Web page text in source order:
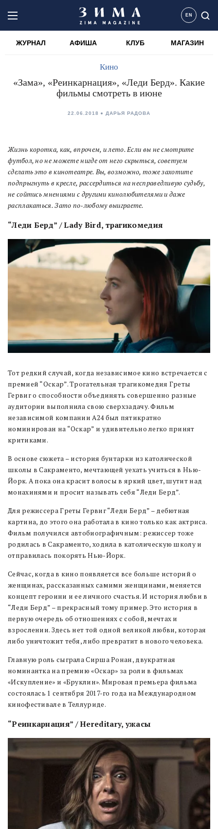
EN
ЖУРНАЛ АФИША КЛУБ МАГАЗИН
Кино
«Зама», «Реинкарнация», «Леди Берд». Какие
фильмы смотреть в июне
22.06.2018 ДАРЬЯ РАДОВА
Жизнь коротка, как, впрочем, и лето. Если вы не смотрите
футбол, но не можете нигде от него скрыться, советуем
сделать это в кинотеатре. Вы, возможно, тоже захотите
подпрыгнуть в кресле, рассердиться на несправедливую судьбу,
не сойтись мнениями с другими кинолюбителями и даже
расплакаться. Зато по-любому выиграете.
“Леди Берд” / Lady Bird, трагикомедия
Тот редкий случай, когда независимое кино встречается с
премией “Оскар”. Трогательная трагикомедия Греты
Гервиг о способности объединять совершенно разные
аудитории выполнила свою сверхзадачу. Фильм
независимой компании A24 был пятикратно
номинирован на “Оскар” и удивительно легко принят
критиками.
В основе сюжета – история бунтарки из католической
школы в Сакраменто, мечтающей уехать учиться в Нью-
Йорк. А пока она красит волосы в яркий цвет, шутит над
монахинями и просит называть себя “Леди Берд”.
Для режиссера Греты Гервиг “Леди Берд” – дебютная
картина, до этого она работала в кино только как актриса.
Фильм получился автобиографичным: режиссер тоже
родилась в Сакраменто, ходила в католическую школу и
отправилась покорять Нью-Йорк.
Сейчас, когда в кино появляется все больше историй о
женщинах, рассказанных самими женщинами, меняется
концепт героини и ее личного счастья. И история любви в
“Леди Берд” – прекрасный тому пример. Это история в
первую очередь об отношениях с собой, мечтах и
взрослении. Здесь нет той одной великой любви, которая
либо уничтожит тебя, либо превратит в нового человека.
Главную роль сыграла Сирша Ронан, двукратная
номинантка на премию «Оскар» за роли в фильмах
«Искупление» и «Бруклин». Мировая премьера фильма
состоялась 1 сентября 2017-го года на Международном
кинофестивале в Теллуриде.
“Реинкарнация” / Hereditary, ужасы